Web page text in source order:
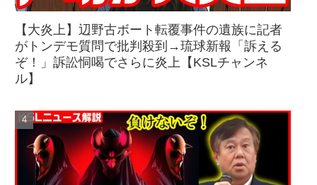
【大炎上】辺野古ボート転覆事件の遺族に記者
がトンデモ質問で批判殺到→琉球新報「訴える
ぞ！」訴訟恫喝でさらに炎上【KSLチャンネ
ル】